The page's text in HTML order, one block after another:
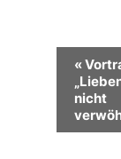
«
nicht